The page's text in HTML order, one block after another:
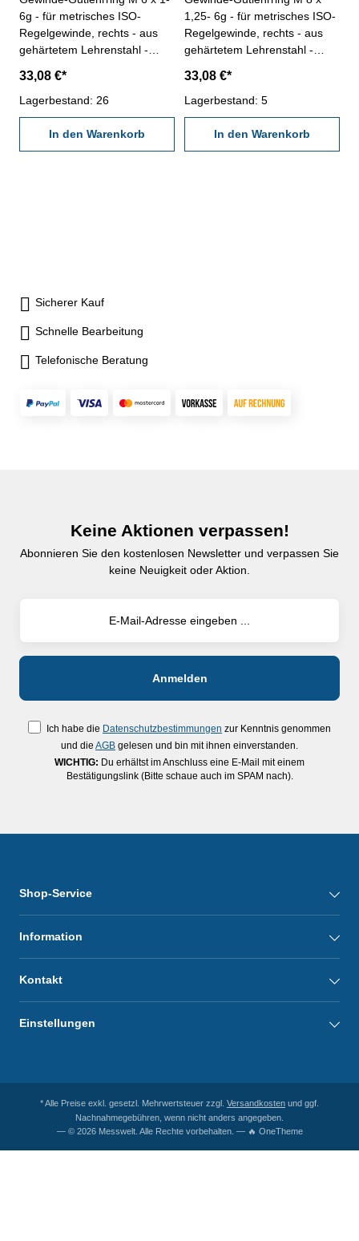
6g - für metrisches ISO-
Regelgewinde, rechts - aus
gehärtetem Lehrenstahl -
Kalibrierschein nach
VDI/VDE/DGQ 2618/4.8
Abmessung: M 6 x 1
33,08 €*
Lagerbestand: 26
In den Warenkorb
1,25- 6g - für metrisches ISO-
Regelgewinde, rechts - aus
gehärtetem Lehrenstahl -
Kalibrierschein nach
VDI/VDE/DGQ 2618/4.8
Abmessung: M 8 x 1,25
33,08 €*
Lagerbestand: 5
In den Warenkorb
Sicherer Kauf
Schnelle Bearbeitung
Telefonische Beratung
Keine Aktionen verpassen!
Abonnieren Sie den kostenlosen Newsletter und verpassen Sie
keine Neuigkeit oder Aktion.
Ich habe die Datenschutzbestimmungen zur Kenntnis genommen
und die AGB gelesen und bin mit ihnen einverstanden.
WICHTIG: Du erhältst im Anschluss eine E-Mail mit einem
Bestätigungslink (Bitte schaue auch im SPAM nach).
Shop-Service
Information
Kontakt
Einstellungen
* Alle Preise exkl. gesetzl. Mehrwertsteuer zzgl. Versandkosten und ggf.
Nachnahmegebühren, wenn nicht anders angegeben.
— © 2026 Messwelt. Alle Rechte vorbehalten. — 🔥 OneTheme